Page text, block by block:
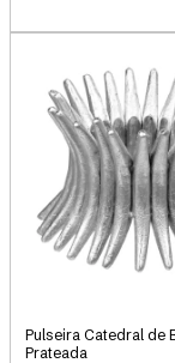
Pulseira Catedral de
Prateada